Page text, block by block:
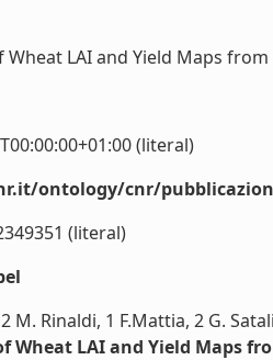
Wheat LAI and Yield Maps
(literal)
ontology/cnr/
(literal)
M. Rinaldi, 1 F.Mattia, 2 G.
Wheat LAI and Yield Maps